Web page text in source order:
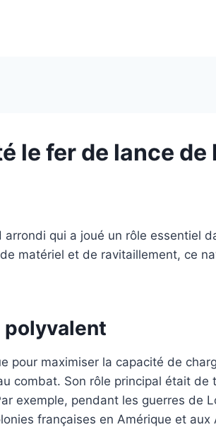
le fer de lance de
qui a joué un rôle essentiel
matériel et de ravitaillement, ce
polyvalent
maximiser la capacité de
combat. Son rôle principal était
exemple, pendant les guerres de
françaises en Amérique et aux